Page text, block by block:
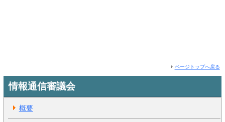
ページトップへ戻る
情報通信審議会
概要